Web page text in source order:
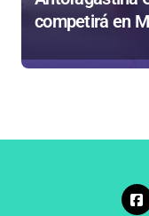
competirá en
Brasil por el
Bodyboard